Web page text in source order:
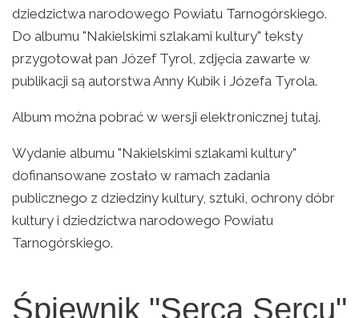
dziedzictwa narodowego Powiatu Tarnogórskiego.
Do albumu "Nakielskimi szlakami kultury" teksty
przygotował pan Józef Tyrol, zdjęcia zawarte w
publikacji są autorstwa Anny Kubik i Józefa Tyrola.
Album można pobrać w wersji elektronicznej tutaj.
Wydanie albumu "Nakielskimi szlakami kultury"
dofinansowane zostało w ramach zadania
publicznego z dziedziny kultury, sztuki, ochrony dóbr
kultury i dziedzictwa narodowego Powiatu
Tarnogórskiego.
Śpiewnik "Serca Sercu"